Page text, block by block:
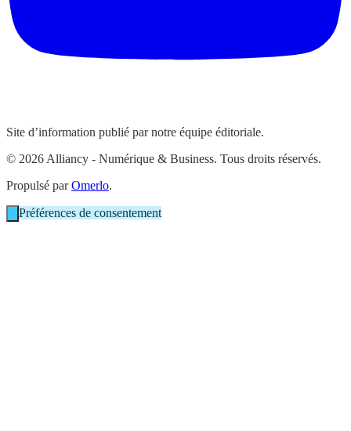
Site d’information publié par notre équipe éditoriale.
© 2026 Alliancy - Numérique & Business. Tous droits réservés.
Propulsé parOmerlo.
Préférences de consentement